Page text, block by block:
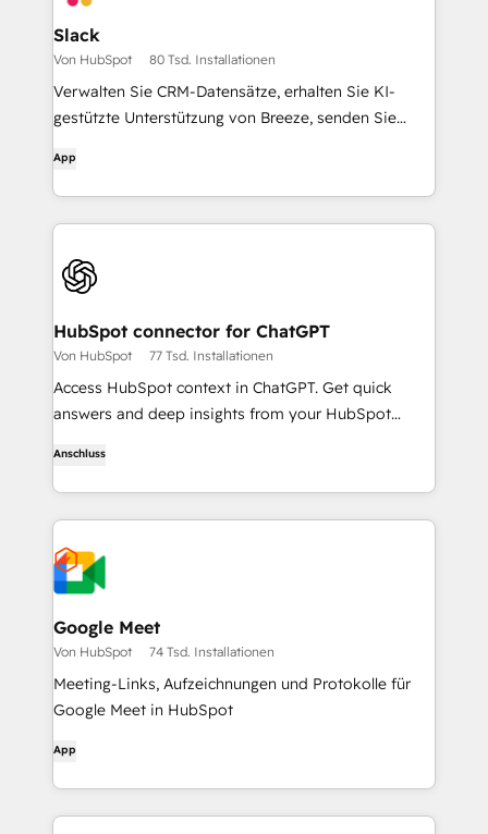
Slack
Von HubSpot 80 Tsd. Installationen
Verwalten Sie CRM-Datensätze, erhalten Sie KI-
gestützte Unterstützung von Breeze, senden Sie
Ihrem Team zusammen - ohne Slack zu verlassen.
App
HubSpot connector for ChatGPT
Von HubSpot 77 Tsd. Installationen
Access HubSpot context in ChatGPT. Get quick
answers and deep insights from your HubSpot
Anschluss
Google Meet
Von HubSpot 74 Tsd. Installationen
Meeting-Links, Aufzeichnungen und Protokolle für
Google Meet in HubSpot
App